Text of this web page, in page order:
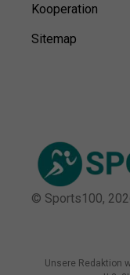
Kooperation
Sitemap
© Sports100,
Unsere Redaktion